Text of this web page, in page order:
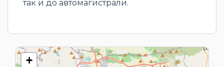
так и до автомагистрали.
+